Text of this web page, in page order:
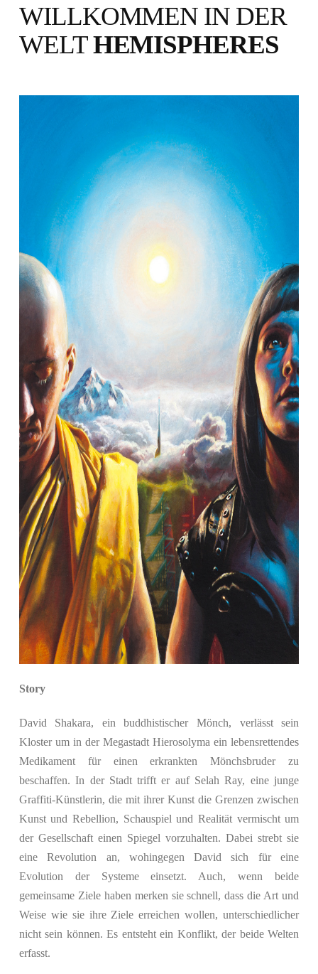
WILLKOMMEN IN DER
WELTHEMISPHERES
Story
David Shakara, ein buddhistischer Mönch, verlässt sein
Kloster um in der Megastadt Hierosolyma ein lebensrettendes
Medikament für einen erkrankten Mönchsbruder zu
beschaffen. In der Stadt trifft er auf Selah Ray, eine junge
Graffiti-Künstlerin, die mit ihrer Kunst die Grenzen zwischen
Kunst und Rebellion, Schauspiel und Realität vermischt um
der Gesellschaft einen Spiegel vorzuhalten. Dabei strebt sie
eine Revolution an, wohingegen David sich für eine
Evolution der Systeme einsetzt. Auch, wenn beide
gemeinsame Ziele haben merken sie schnell, dass die Art und
Weise wie sie ihre Ziele erreichen wollen, unterschiedlicher
nicht sein können. Es entsteht ein Konflikt, der beide Welten
erfasst.